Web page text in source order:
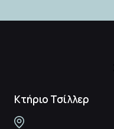
Κτήριο Τσίλλερ